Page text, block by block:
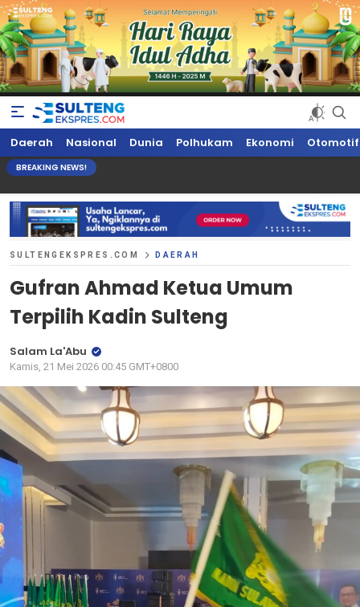
Sultengekspres.com
Berita Seputar Sulteng Hari Ini, Update Terkini, Suaranya Rakyat
Sulteng
Daerah Nasional Dunia Polhukam Ekonomi Otomotif
BREAKING NEWS!
SULTENGEKSPRES.COM DAERAH
Gufran Ahmad Ketua Umum
Terpilih Kadin Sulteng
Salam La'Abu
Kamis, 21 Mei 2026 00:45 GMT+0800